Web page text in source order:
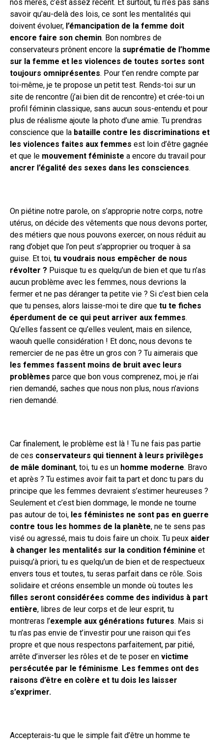
nos mères, c’est assez récent. Et surtout, tu n’es pas sans
savoir qu’au-delà des lois, ce sont les mentalités qui
doivent évoluer, l’émancipation de la femme doit
encore faire son chemin. Bon nombres de
conservateurs prônent encore la suprématie de l’homme
sur la femme et les violences de toutes sortes sont
toujours omniprésentes. Pour t’en rendre compte par
toi-même, je te propose un petit test. Rends-toi sur un
site de rencontre (j’ai bien dit de rencontre) et crée-toi un
profil féminin classique, sans aucun sous-entendu et pour
plus de réalisme ajoute la photo d’une amie. Tu prendras
conscience que la bataille contre les discriminations et
les violences faites aux femmes est loin d’être gagnée
et que le mouvement féministe a encore du travail pour
ancrer l’égalité des sexes dans les consciences.
On piétine notre parole, on s’approprie notre corps, notre
utérus, on décide des vêtements que nous devons porter,
des métiers que nous pouvons exercer, on nous réduit au
rang d’objet que l’on peut s’approprier ou troquer à sa
guise. Et toi, tu voudrais nous empêcher de nous
révolter ? Puisque tu es quelqu’un de bien et que tu n’as
aucun problème avec les femmes, nous devrions la
fermer et ne pas déranger ta petite vie ? Si c’est bien cela
que tu penses, alors laisse-moi te dire que tu te fiches
éperdument de ce qui peut arriver aux femmes.
Qu’elles fassent ce qu’elles veulent, mais en silence,
waouh quelle considération ! Et donc, nous devons te
remercier de ne pas être un gros con ? Tu aimerais que
les femmes fassent moins de bruit avec leurs
problèmes parce que bon vous comprenez, moi, je n’ai
rien demandé, saches que nous non plus, nous n’avions
rien demandé.
Car finalement, le problème est là ! Tu ne fais pas partie
de ces conservateurs qui tiennent à leurs privilèges
de mâle dominant, toi, tu es un homme moderne. Bravo
et après ? Tu estimes avoir fait ta part et donc tu pars du
principe que les femmes devraient s’estimer heureuses ?
Seulement et c’est bien dommage, le monde ne tourne
pas autour de toi, les féministes ne sont pas en guerre
contre tous les hommes de la planète, ne te sens pas
visé ou agressé, mais tu dois faire un choix. Tu peux aider
à changer les mentalités sur la condition féminine et
puisqu’à priori, tu es quelqu’un de bien et de respectueux
envers tous et toutes, tu seras parfait dans ce rôle. Sois
solidaire et créons ensemble un monde où toutes les
filles seront considérées comme des individus à part
entière, libres de leur corps et de leur esprit, tu
montreras l’exemple aux générations futures. Mais si
tu n’as pas envie de t’investir pour une raison qui t’es
propre et que nous respectons parfaitement, par pitié,
arrête d’inverser les rôles et de te poser en victime
persécutée par le féminisme. Les femmes ont des
raisons d’être en colère et tu dois les laisser
s’exprimer.
Accepterais-tu que le simple fait d’être un homme te